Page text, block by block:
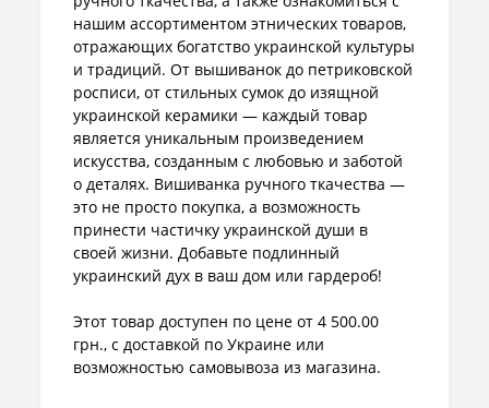
нашим ассортиментом этнических товаров,
отражающих богатство украинской культуры
и традиций. От вышиванок до петриковской
росписи, от стильных сумок до изящной
украинской керамики — каждый товар
является уникальным произведением
искусства, созданным с любовью и заботой
о деталях. Вишиванка ручного ткачества —
это не просто покупка, а возможность
принести частичку украинской души в
своей жизни. Добавьте подлинный
украинский дух в ваш дом или гардероб!
Этот товар доступен по цене от 4 500.00
грн., с доставкой по Украине или
возможностью самовывоза из магазина.